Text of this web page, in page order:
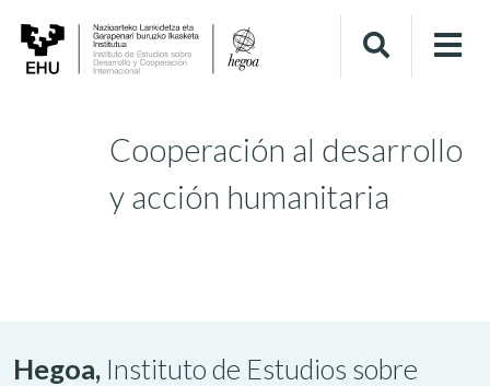
Cooperación al desarrollo
y acción humanitaria
Hegoa, Instituto de Estudios sobre